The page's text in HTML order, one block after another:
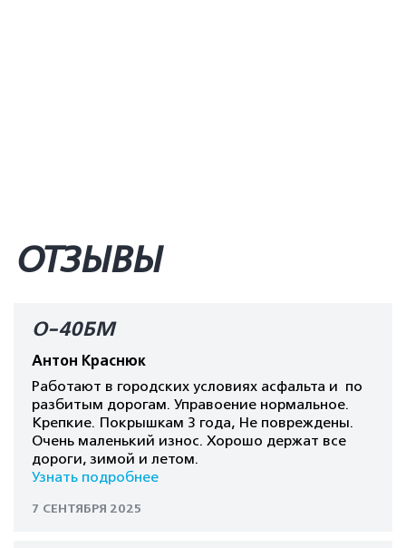
ОТЗЫВЫ
О-40БМ
Антон Краснюк
Работают в городских условиях асфальта и по
разбитым дорогам. Управоение нормальное.
Крепкие. Покрышкам 3 года, Не повреждены.
Очень маленький износ. Хорошо держат все
дороги, зимой и летом.
Узнать подробнее
7 СЕНТЯБРЯ 2025